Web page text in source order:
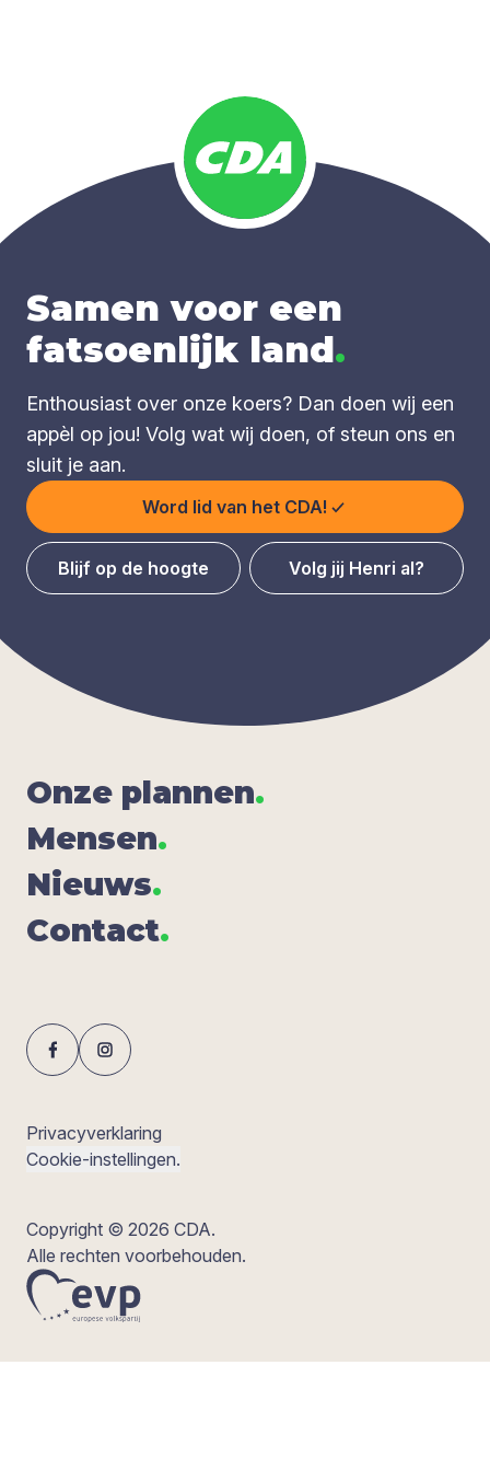
Samen voor een
fatsoenlijk land.
Enthousiast over onze koers? Dan doen wij een
appèl op jou! Volg wat wij doen, of steun ons en
sluit je aan.
Word lid van het CDA!
Blijf op de hoogte Volg jij Henri al?
Onze plan­nen.
Men­sen.
Nieuws.
Con­tact.
Privacyverklaring
Cookie-instellingen.
Copyright © 2026 CDA.
Alle rechten voorbehouden.